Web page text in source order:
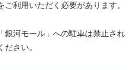
ご利用いただく必要があります。
銀河モール」への駐車は禁止され
ださい。